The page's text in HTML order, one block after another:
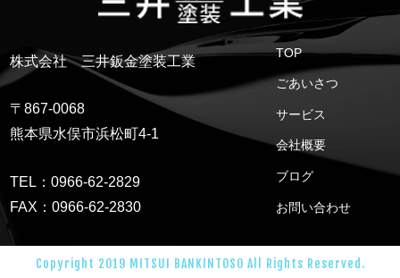
株式会社 三井鈑金塗装工業
〒867-0068
熊本県水俣市浜松町4-1
TEL：0966-62-2829
FAX：0966-62-2830
TOP
ごあいさつ
サービス
会社概要
ブログ
お問い合わせ
Copyright 2019 MITSUI BANKINTOSO All Rights Reserved.